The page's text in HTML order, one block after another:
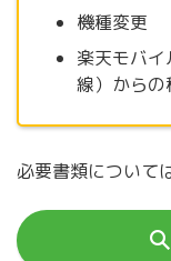
機種変更
楽天モバ
線）からの
必要書類について